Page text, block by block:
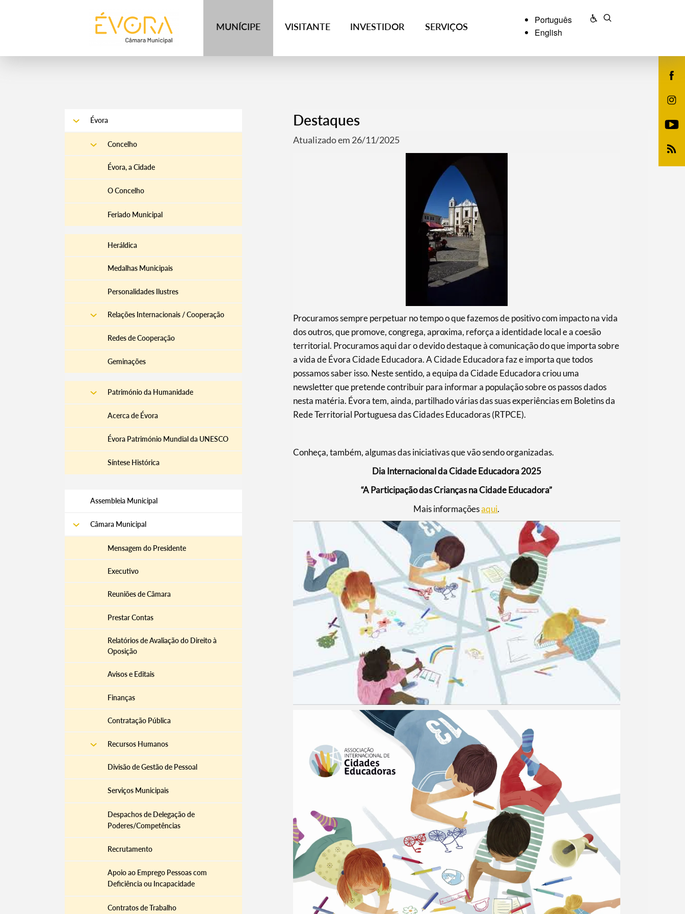
MUNÍCIPE VISITANTE INVESTIDOR SERVIÇOS
Português
English
Évora
Concelho
Évora, a Cidade
O Concelho
Feriado Municipal
Heráldica
Medalhas Municipais
Personalidades Ilustres
Relações Internacionais / Cooperação
Redes de Cooperação
Geminações
Património da Humanidade
Acerca de Évora
Évora Património Mundial da UNESCO
Síntese Histórica
Assembleia Municipal
Câmara Municipal
Mensagem do Presidente
Executivo
Reuniões de Câmara
Prestar Contas
Relatórios de Avaliação do Direito à
Oposição
Avisos e Editais
Finanças
Contratação Pública
Recursos Humanos
Divisão de Gestão de Pessoal
Serviços Municipais
Despachos de Delegação de
Poderes/Competências
Recrutamento
Apoio ao Emprego Pessoas com
Deficiência ou Incapacidade
Contratos de Trabalho
Destaques
Atualizado em 26/11/2025
Procuramos sempre perpetuar no tempo o que fazemos de positivo com impacto na vida
dos outros, que promove, congrega, aproxima, reforça a identidade local e a coesão
territorial. Procuramos aqui dar o devido destaque à comunicação do que importa sobre
a vida de Évora Cidade Educadora. A Cidade Educadora faz e importa que todos
possamos saber isso. Neste sentido, a equipa da Cidade Educadora criou uma
newsletter que pretende contribuir para informar a população sobre os passos dados
nesta matéria. Évora tem, ainda, partilhado várias das suas experiências em Boletins da
Rede Territorial Portuguesa das Cidades Educadoras (RTPCE).
Conheça, também, algumas das iniciativas que vão sendo organizadas.
Dia Internacional da Cidade Educadora 2025
“A Participação das Crianças na Cidade Educadora”
Mais informaçõesaqui.